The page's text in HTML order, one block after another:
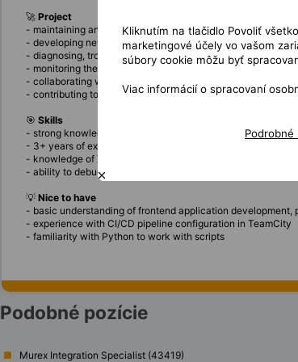
🚀 Project
- maintaining and improving the internal Writerside plugin
- developing new features and extending the plugin
- diagnosing, troubleshoot, and resolve issues
- monitoring the performance and implementing
- collaborating with technical writers to gather requirements
- contributing to maintaining the documentation builder, CI/
🎯 Skills
- strong knowledge of Java and Kotlin for IntelliJ plugin
- 3+ years of experience with IntelliJ plugin development
- knowledge of XML and MD parsing patterns
- ability to debug and resolve complex technical issues
💡 Nice to have
- basic understanding of frontend application development,
- experience with CI/CD pipeline configuration in TeamCity
- familiarity with Python to work with scripts
Podobné pozície
Murex Integration Specialist (43419)
Kliknutím na tlačidlo Povoliť
marketingové účely vo vašom
súbory cookie môžu byť
Viac informácií o spracovaní
Podrobné